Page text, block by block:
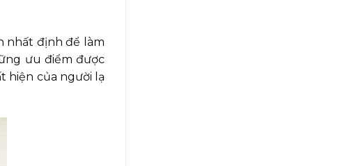
nhất định để làm
ưu điểm được
hiện của người lạ